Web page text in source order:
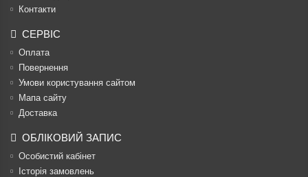
Контакти
СЕРВІС
Оплата
Повернення
Умови користування сайтом
Мапа сайту
Доставка
ОБЛІКОВИЙ ЗАПИС
Особистий кабінет
Історія замовлень